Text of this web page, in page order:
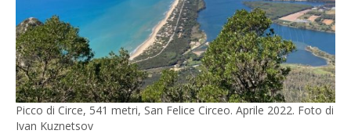
Picco di Circe, 541 metri, San Felice Circeo. Aprile 2022. Foto di
Ivan Kuznetsov